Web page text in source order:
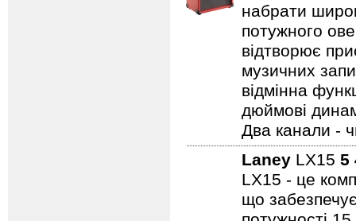
набрати
потужного
відтворює
музичних
відмінна
дюймові
Два канали -
Laney LX15 5
LX15 - це
що